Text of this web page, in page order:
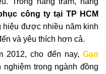
công ty tại TP HCM
hiệu được nhiều năm kinh
và yêu thích hơn cả.
2012, cho đến nay, Gạo
trong ngành đồng